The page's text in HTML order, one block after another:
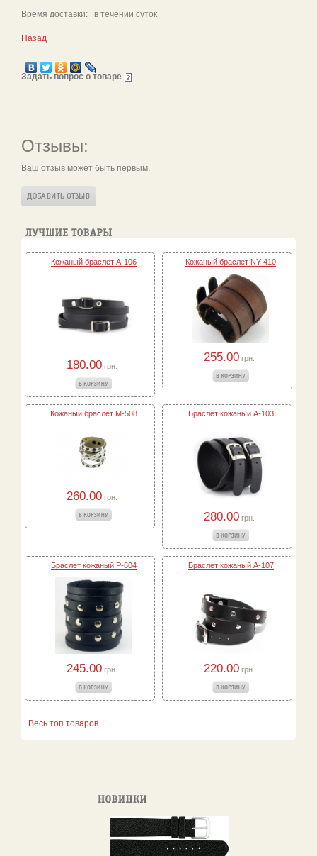
Время доставки: в течении суток
Назад
Задать вопрос о товаре
Отзывы:
Ваш отзыв может быть первым.
Кожаный браслет A-106
180.00грн.
Кожаный браслет NY-410
255.00грн.
Кожаный браслет M-508
260.00грн.
Браслет кожаный A-103
280.00грн.
Браслет кожаный P-604
245.00грн.
Браслет кожаный A-107
220.00грн.
Весь топ товаров